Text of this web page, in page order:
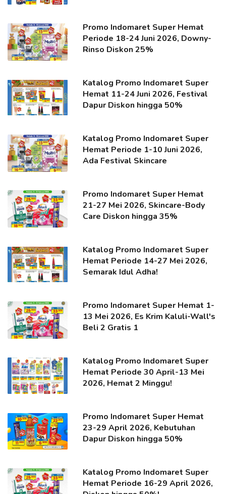
Promo Indomaret Super Hemat
Periode 18-24 Juni 2026, Downy-
Rinso Diskon 25%
Katalog Promo Indomaret Super
Hemat 11-24 Juni 2026, Festival
Dapur Diskon hingga 50%
Katalog Promo Indomaret Super
Hemat Periode 1-10 Juni 2026,
Ada Festival Skincare
Promo Indomaret Super Hemat
21-27 Mei 2026, Skincare-Body
Care Diskon hingga 35%
Katalog Promo Indomaret Super
Hemat Periode 14-27 Mei 2026,
Semarak Idul Adha!
Promo Indomaret Super Hemat 1-
13 Mei 2026, Es Krim Kaluli-Wall's
Beli 2 Gratis 1
Katalog Promo Indomaret Super
Hemat Periode 30 April-13 Mei
2026, Hemat 2 Minggu!
Promo Indomaret Super Hemat
23-29 April 2026, Kebutuhan
Dapur Diskon hingga 50%
Katalog Promo Indomaret Super
Hemat Periode 16-29 April 2026,